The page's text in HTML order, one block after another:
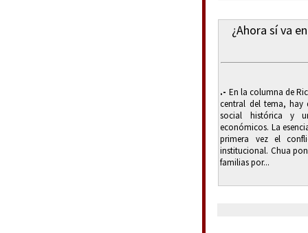
¿Ahora sí va
.- En la columna de
central del tema, hay
social histórica y
económicos. La
primera vez el
institucional. Chua
familias por...